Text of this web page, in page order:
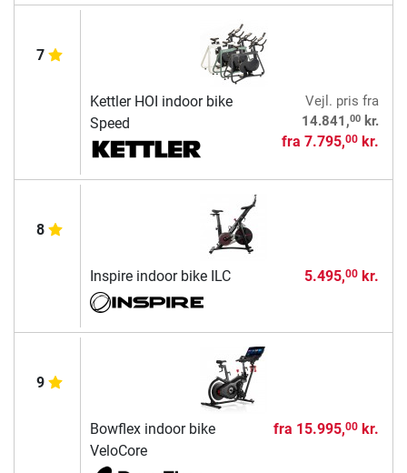
7
Kettler HOI indoor bike
Speed
Vejl. pris fra
14.841,00kr.
fra 7.795,00kr.
8
Inspire indoor bike ILC 5.495,00kr.
9
Bowflex indoor bike
VeloCore
fra 15.995,00kr.